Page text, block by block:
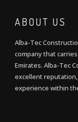
ABOUT US
Alba-Tec
company that
Emirates. Alba-Tec
excellent
experience within